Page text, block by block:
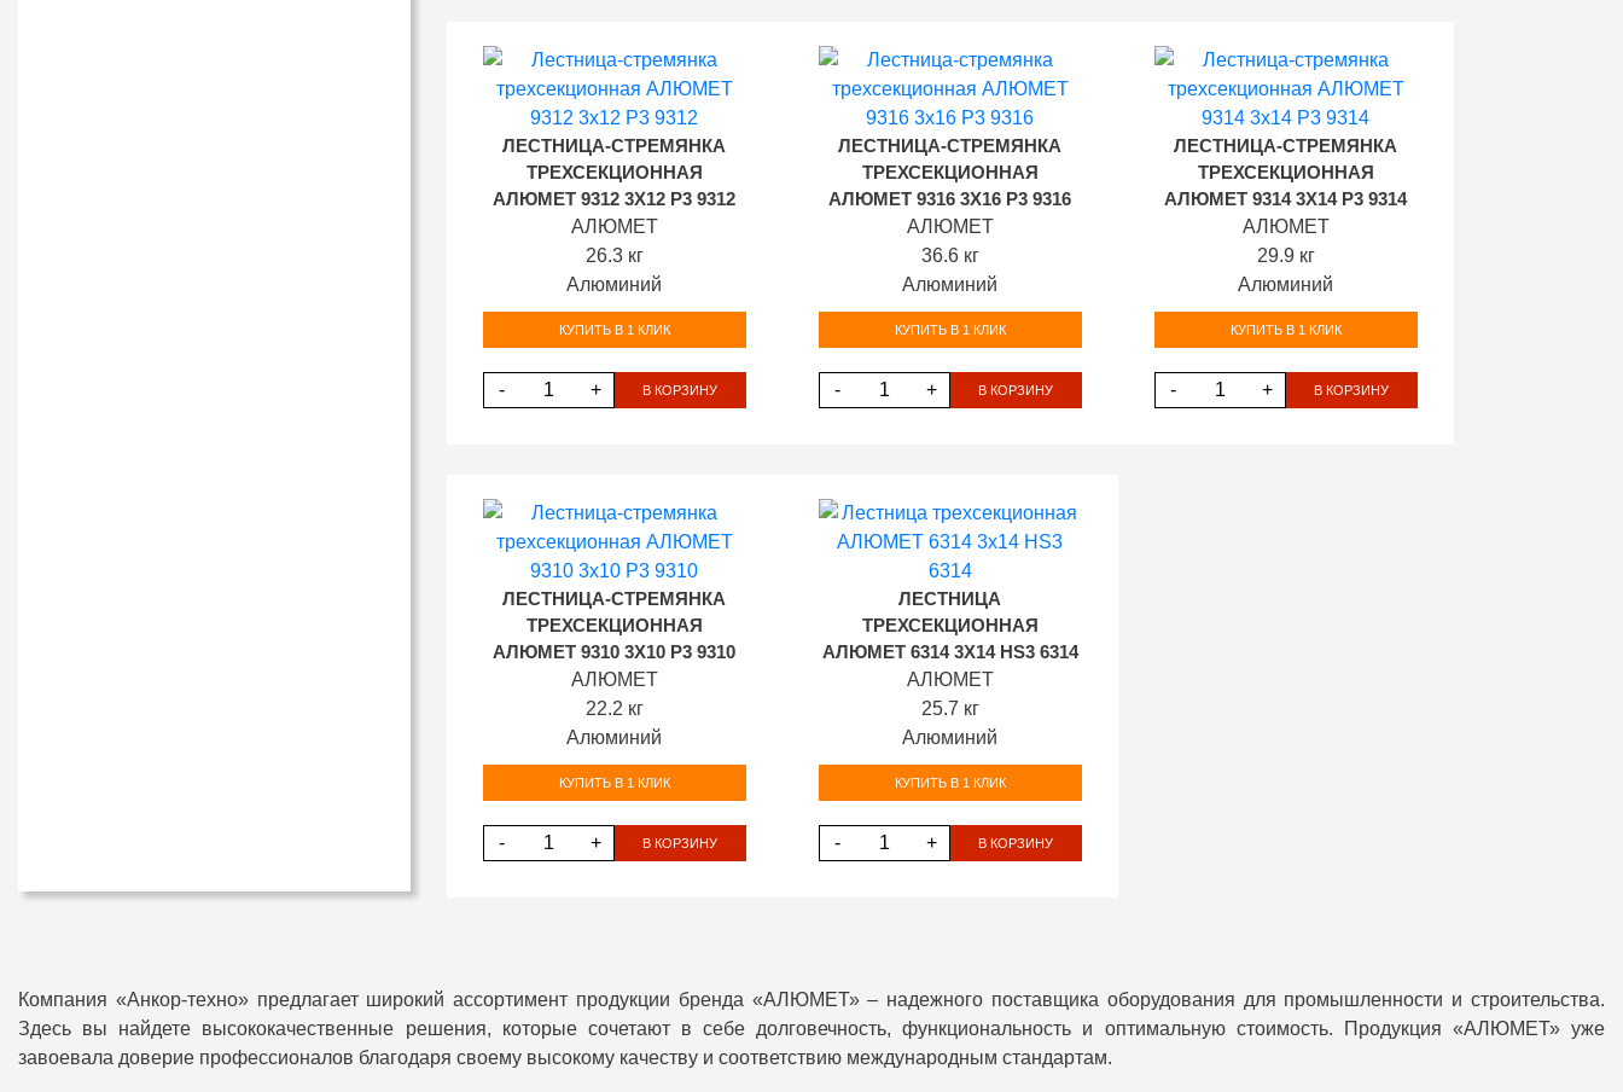
ЛЕСТНИЦА-СТРЕМЯНКА
ТРЕХСЕКЦИОННАЯ
АЛЮМЕТ 9312 3Х12 P3 9312
АЛЮМЕТ
26.3 кг
Алюминий
КУПИТЬ В 1 КЛИК
- + В КОРЗИНУ
ЛЕСТНИЦА-СТРЕМЯНКА
ТРЕХСЕКЦИОННАЯ
АЛЮМЕТ 9316 3Х16 P3 9316
АЛЮМЕТ
36.6 кг
Алюминий
КУПИТЬ В 1 КЛИК
- + В КОРЗИНУ
ЛЕСТНИЦА-СТРЕМЯНКА
ТРЕХСЕКЦИОННАЯ
АЛЮМЕТ 9314 3Х14 P3 9314
АЛЮМЕТ
29.9 кг
Алюминий
КУПИТЬ В 1 КЛИК
- + В КОРЗИНУ
ЛЕСТНИЦА-СТРЕМЯНКА
ТРЕХСЕКЦИОННАЯ
АЛЮМЕТ 9310 3Х10 P3 9310
АЛЮМЕТ
22.2 кг
Алюминий
КУПИТЬ В 1 КЛИК
- + В КОРЗИНУ
ЛЕСТНИЦА
ТРЕХСЕКЦИОННАЯ
АЛЮМЕТ 6314 3Х14 HS3 6314
АЛЮМЕТ
25.7 кг
Алюминий
КУПИТЬ В 1 КЛИК
- + В КОРЗИНУ
Компания «Анкор-техно» предлагает широкий ассортимент продукции бренда «АЛЮМЕТ» – надежного поставщика оборудования для промышленности и строительства.
Здесь вы найдете высококачественные решения, которые сочетают в себе долговечность, функциональность и оптимальную стоимость. Продукция «АЛЮМЕТ» уже
завоевала доверие профессионалов благодаря своему высокому качеству и соответствию международным стандартам.